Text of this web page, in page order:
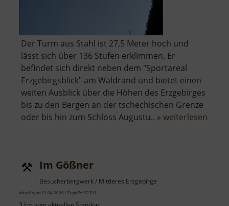
Der Turm aus Stahl ist 27,5 Meter hoch und
lässt sich über 136 Stufen erklimmen. Er
befindet sich direkt neben dem "Sportareal
Erzgebirgsblick" am Waldrand und bietet einen
weiten Ausblick über die Höhen des Erzgebirges
bis zu den Bergen an der tschechischen Grenze
oder bis hin zum Schloss Augustu.. » weiterlesen
Im Gößner
Besucherbergwerk / Mittleres Erzgebirge
aktuell vom 12.04.2026 / Zugriffe: 52701